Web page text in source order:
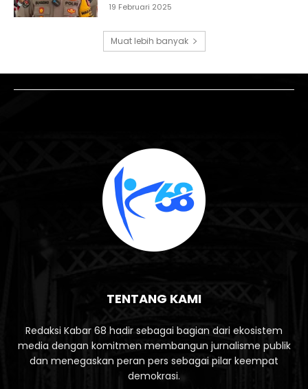
19 Februari 2025
Muat lebih banyak
TENTANG KAMI
Redaksi Kabar 68 hadir sebagai bagian dari ekosistem
media dengan komitmen membangun jurnalisme publik
dan menegaskan peran pers sebagai pilar keempat
demokrasi.